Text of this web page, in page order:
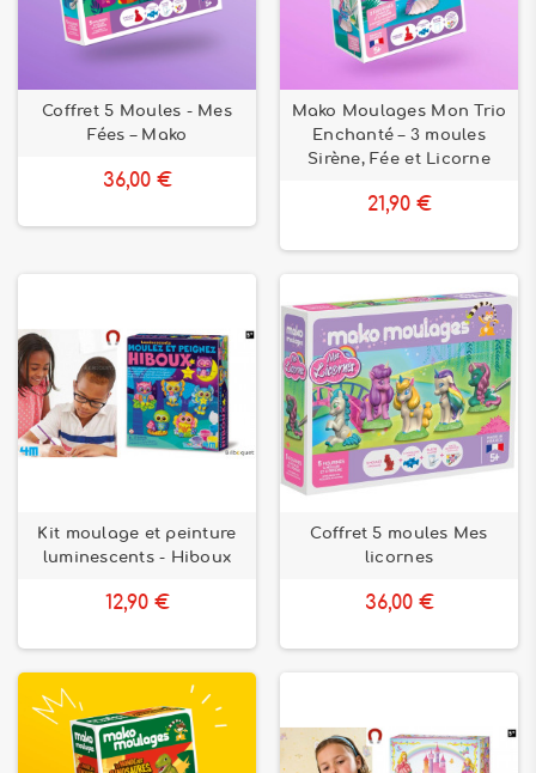
Coffret 5 Moules - Mes
Fées – Mako
36,00 €
Mako Moulages Mon Trio
Enchanté – 3 moules
Sirène, Fée et Licorne
21,90 €
Kit moulage et peinture
luminescents - Hiboux
12,90 €
Coffret 5 moules Mes
licornes
36,00 €